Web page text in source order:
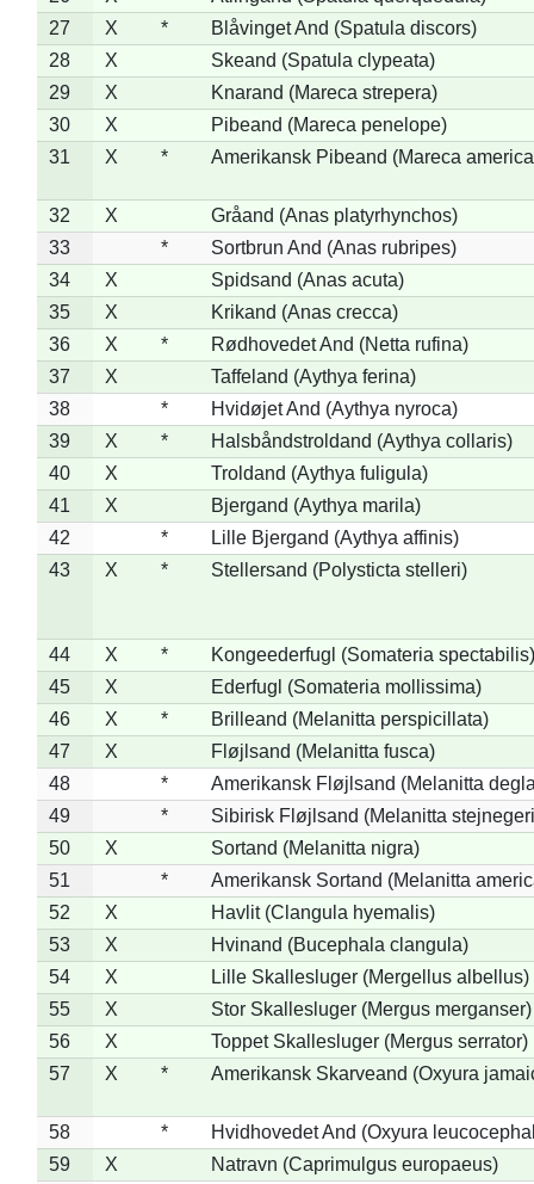
27
X *
Blåvinget And (Spatula discors)
28
X
Skeand (Spatula clypeata)
29
X
Knarand (Mareca strepera)
30
X
Pibeand (Mareca penelope)
31
X * Amerikansk Pibeand (Mareca
32 X
Gråand (Anas platyrhynchos)
33
*
Sortbrun And (Anas rubripes)
34
X
Spidsand (Anas acuta)
35
X
Krikand (Anas crecca)
36
X *
Rødhovedet And (Netta rufina)
37
X
Taffeland (Aythya ferina)
38
*
Hvidøjet And (Aythya nyroca)
39
X *
Halsbåndstroldand (Aythya collaris)
40
X
Troldand (Aythya fuligula)
41
X
Bjergand (Aythya marila)
42
*
Lille Bjergand (Aythya affinis)
43
X * Stellersand (Polysticta stelleri)
44 X *
Kongeederfugl (Somateria spectabilis)
45
X
Ederfugl (Somateria mollissima)
46
X *
Brilleand (Melanitta perspicillata)
47
X
Fløjlsand (Melanitta fusca)
48
*
Amerikansk Fløjlsand (Melanitta
49
*
Sibirisk Fløjlsand (Melanitta
50
X
Sortand (Melanitta nigra)
51
*
Amerikansk Sortand (Melanitta
52
X
Havlit (Clangula hyemalis)
53
X
Hvinand (Bucephala clangula)
54
X
Lille Skallesluger (Mergellus albellus)
55
X
Stor Skallesluger (Mergus merganser)
56
X
Toppet Skallesluger (Mergus serrator)
57
X * Amerikansk Skarveand (Oxyura
58 *
Hvidhovedet And (Oxyura
59
X
Natravn (Caprimulgus europaeus)